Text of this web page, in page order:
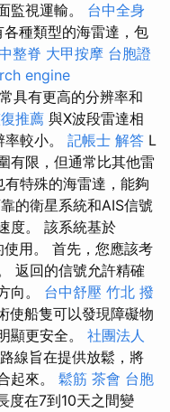
監視運輸。 台中全身
各種類型的海雷達，包
整脊 大甲按摩 台胞證
engine
具有更高的分辨率和
推薦 與X波段雷達相
較小。 記帳士 解答 L
有限，但通常比其他雷
有特殊的海雷達，能夠
的衛星系統和AIS信號
度。 該系統基於
用。 首先，您應該考
返回的信號允許精確
向。 台中舒壓 竹北 撥
使船隻可以發現障礙物
顯更安全。 社團法人
線旨在提供放鬆，將
起來。 鬆筋 茶會 台胞
度在7到10天之間變